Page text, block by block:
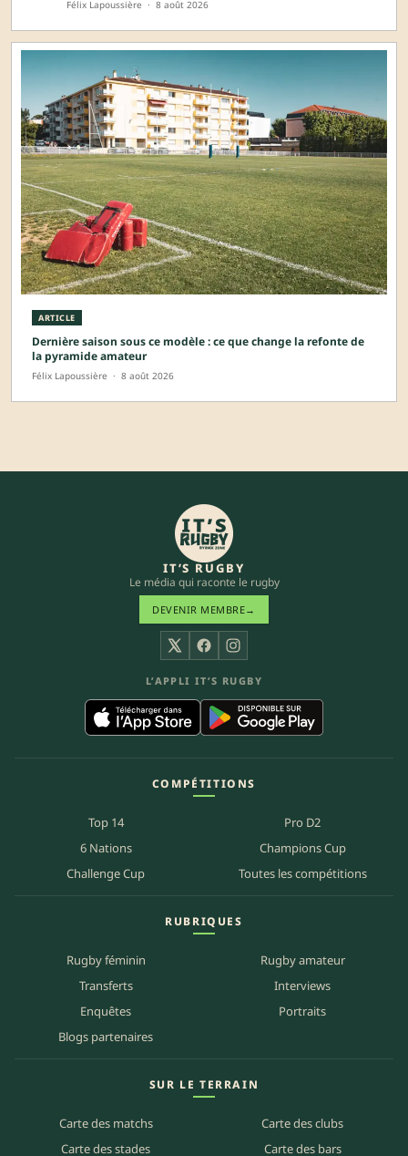
Félix Lapoussière · 8 août 2026
ARTICLE
Dernière saison sous ce modèle : ce que change la refonte de
la pyramide amateur
Félix Lapoussière · 8 août 2026
IT’S RUGBY
Le média qui raconte le rugby
DEVENIR MEMBRE→
X FacebookInstagram
L’APPLI IT’S RUGBY
COMPÉTITIONS
Top 14
Pro D2
6 Nations
Champions Cup
Challenge Cup
Toutes les compétitions
RUBRIQUES
Rugby féminin
Rugby amateur
Transferts
Interviews
Enquêtes
Portraits
Blogs partenaires
SUR LE TERRAIN
Carte des matchs
Carte des clubs
Carte des stades
Carte des bars